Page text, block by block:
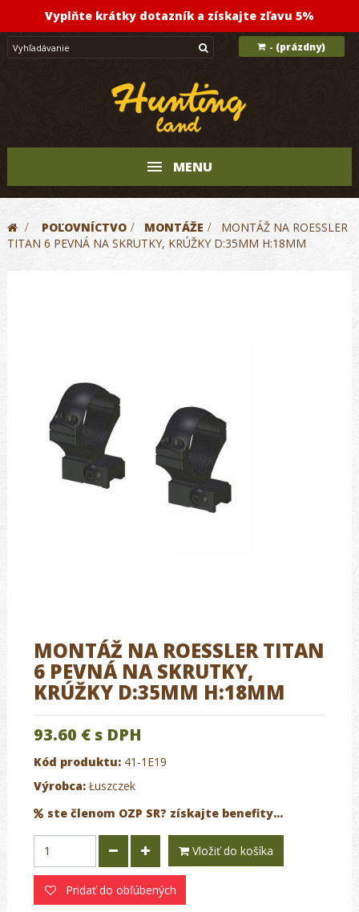
Vyplňte krátky dotazník a získajte zľavu 5%
- (prázdny)
MENU
> POĽOVNÍCTVO > MONTÁŽE >
MONTÁŽ NA ROESSLER
TITAN 6 PEVNÁ NA SKRUTKY, KRÚŽKY D:35MM H:18MM
MONTÁŽ NA ROESSLER TITAN
6 PEVNÁ NA SKRUTKY,
KRÚŽKY D:35MM H:18MM
93.60 € s DPH
Kód produktu: 41-1E19
Výrobca: Łuszczek
ste členom OZP SR? získajte benefity...
Vložiť do košíka
Pridať do obľúbených